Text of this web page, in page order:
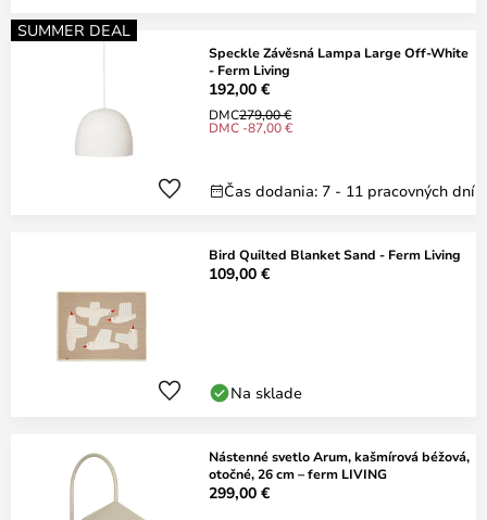
SUMMER DEAL
Speckle Závěsná Lampa Large Off-White
- Ferm Living
192,00 €
DMC279,00 €
DMC -87,00 €
Čas dodania: 7 - 11 pracovných dní
Bird Quilted Blanket Sand - Ferm Living
109,00 €
Na sklade
Nástenné svetlo Arum, kašmírová béžová,
otočné, 26 cm – ferm LIVING
299,00 €